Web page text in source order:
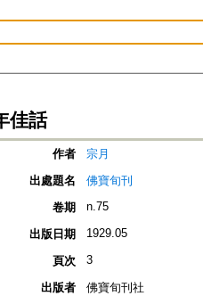
佳話
作者
宗月
出處題名
佛寶旬刊
卷期
n.75
出版日期 1929.05
頁次 3
出版者
佛寶旬刊社